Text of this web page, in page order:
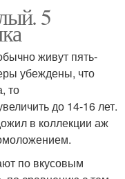
5
живут пять-
убеждены, что
то
до 14-16 лет.
в коллекции аж
по вкусовым